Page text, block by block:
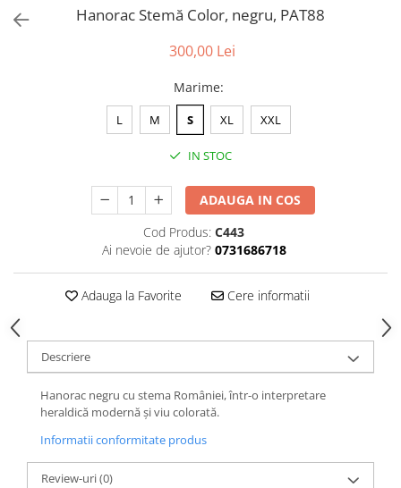
Hanorac Stemă Color, negru, PAT88
300,00 Lei
Marime:
L M S XL XXL
IN STOC
ADAUGA IN COS
Cod Produs: C443
Ai nevoie de ajutor? 0731686718
Adauga la Favorite Cere informatii
Descriere
Hanorac negru cu stema României, într-o interpretare
heraldică modernă și viu colorată.
Informatii conformitate produs
Review-uri(0)